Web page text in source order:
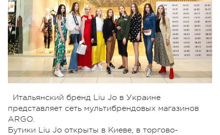
Итальянский бренд Liu Jo в Украине
представляет сеть мультибрендовых магазинов
ARGO.
Бутики Liu Jo открыты в Киеве, в торгово-